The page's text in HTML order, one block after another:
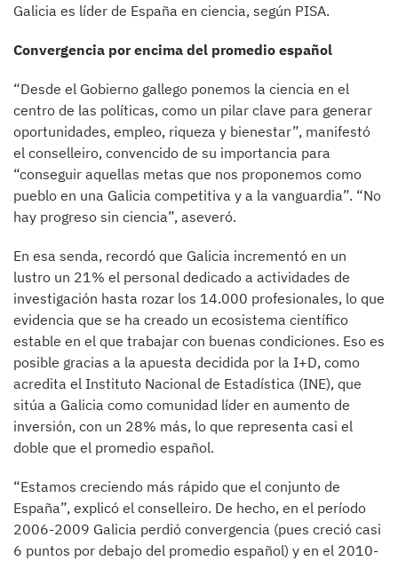
Galicia es líder de España en ciencia, según PISA.
Convergencia por encima del promedio español
“Desde el Gobierno gallego ponemos la ciencia en el
centro de las políticas, como un pilar clave para generar
oportunidades, empleo, riqueza y bienestar”, manifestó
el conselleiro, convencido de su importancia para
“conseguir aquellas metas que nos proponemos como
pueblo en una Galicia competitiva y a la vanguardia”. “No
hay progreso sin ciencia”, aseveró.
En esa senda, recordó que Galicia incrementó en un
lustro un 21% el personal dedicado a actividades de
investigación hasta rozar los 14.000 profesionales, lo que
evidencia que se ha creado un ecosistema científico
estable en el que trabajar con buenas condiciones. Eso es
posible gracias a la apuesta decidida por la I+D, como
acredita el Instituto Nacional de Estadística (INE), que
sitúa a Galicia como comunidad líder en aumento de
inversión, con un 28% más, lo que representa casi el
doble que el promedio español.
“Estamos creciendo más rápido que el conjunto de
España”, explicó el conselleiro. De hecho, en el período
2006-2009 Galicia perdió convergencia (pues creció casi
6 puntos por debajo del promedio español) y en el 2010-